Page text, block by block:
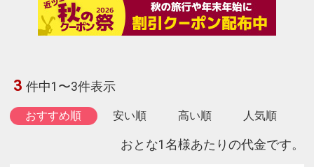
3 件中1〜3件表示
おすすめ順 安い順 高い順 人気順
おとな1名様あたりの代金です。